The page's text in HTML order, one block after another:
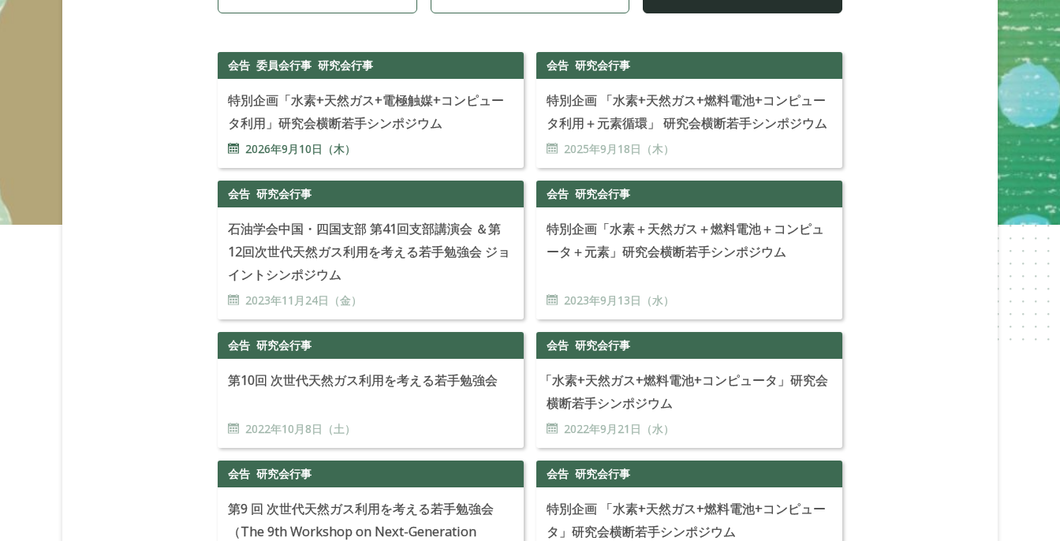
会告 委員会行事 研究会行事
特別企画「水素+天然ガス+電極触媒+コンピュー
タ利用」研究会横断若手シンポジウム
2026年9月 10日（木）
会告 研究会行事
特別企画 「水素+天然ガス+燃料電池+コンピュー
タ利用＋元素循環」 研究会横断若手シンポジウム
2025年9月 18日（木）
会告 研究会行事
石油学会中国・四国支部 第41回支部講演会 ＆第
12回次世代天然ガス利用を考える若手勉強会 ジョ
イントシンポジウム
2023年11 月24日（金）
会告 研究会行事
特別企画「水素＋天然ガス＋燃料電池＋コンピュ
ータ＋元素」研究会横断若手シンポジウム
2023年9月 13日（水）
会告 研究会行事
第10回 次世代天然ガス利用を考える若手勉強会
2022年10月8日（土）
会告 研究会行事
「水素+天然ガス+燃料電池+コンピュータ」研究会
横断若手シンポジウム
2022年9月21 日（水）
会告 研究会行事
第9 回 次世代天然ガス利用を考える若手勉強会
（The 9th Workshop on Next-Generation
会告 研究会行事
特別企画 「水素+天然ガス+燃料電池+コンピュー
タ」研究会横断若手シンポジウム